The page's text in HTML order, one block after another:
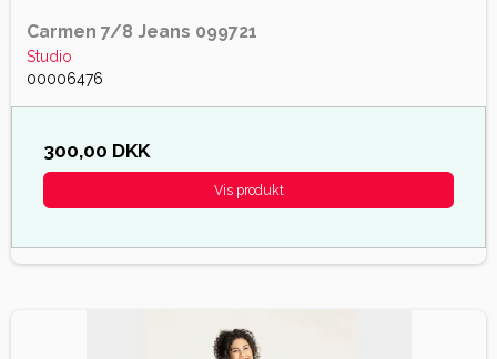
Carmen 7/8 Jeans 099721
Studio
00006476
300,00 DKK
Vis produkt